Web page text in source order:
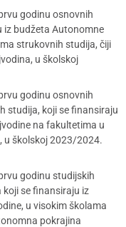
godinu osnovnih
iz budžeta Autonomne
strukovnih studija, čiji
u školskoj
godinu osnovnih
studija, koji se finansiraju
na fakultetima u
u školskoj 2023/2024.
godinu studijskih
se finansiraju iz
u visokim školama
pokrajina